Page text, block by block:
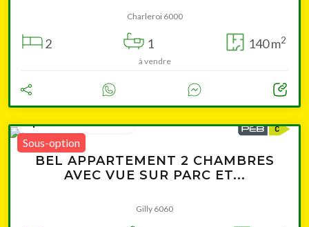
Charleroi 6000
2 1 140 m2
à vendre
Sous-option
à partir de 149 000 €
BEL APPARTEMENT 2 CHAMBRES
AVEC VUE SUR PARC ET...
Gilly 6060